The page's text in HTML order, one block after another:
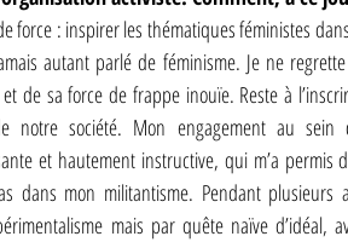
force : inspirer les thématiques féministes
autant parlé de féminisme. Je ne
de sa force de frappe inouïe. Reste à
notre société. Mon engagement au
et hautement instructive, qui m’a
dans mon militantisme. Pendant plusieurs
mais par quête naïve d’idéal,